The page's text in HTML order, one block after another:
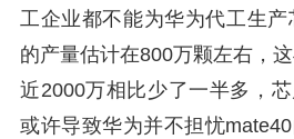
工企业都不能为华为代工生
的产量估计在800万颗左右，
近2000万相比少了一半多，
或许导致华为并不担忧